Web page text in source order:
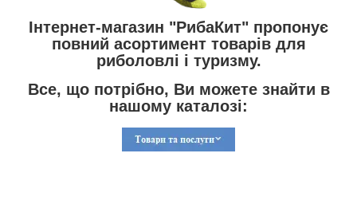
Інтернет-магазин "РибаКит" пропонує
повний асортимент товарів для
риболовлі і туризму.
Все, що потрібно, Ви можете знайти в
нашому каталозі: